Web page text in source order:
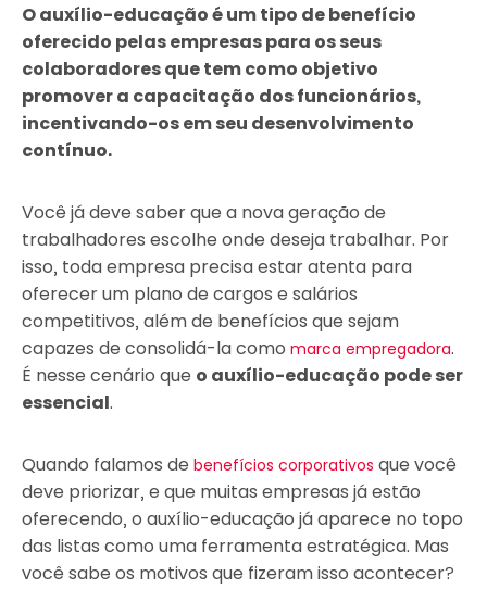
O auxílio-educação é um tipo de benefício
oferecido pelas empresas para os seus
colaboradores que tem como objetivo
promover a capacitação dos funcionários,
incentivando-os em seu desenvolvimento
contínuo.
Você já deve saber que a nova geração de
trabalhadores escolhe onde deseja trabalhar. Por
isso, toda empresa precisa estar atenta para
oferecer um plano de cargos e salários
competitivos, além de benefícios que sejam
capazes de consolidá-la como marca empregadora.
É nesse cenário que o auxílio-educação pode ser
essencial.
Quando falamos de benefícios corporativos que você
deve priorizar, e que muitas empresas já estão
oferecendo, o auxílio-educação já aparece no topo
das listas como uma ferramenta estratégica. Mas
você sabe os motivos que fizeram isso acontecer?